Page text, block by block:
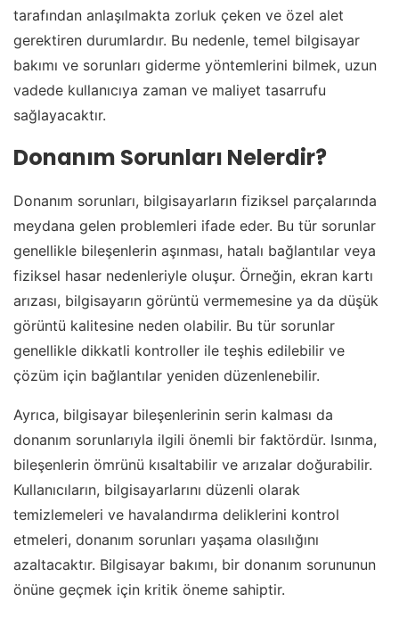
tarafından anlaşılmakta zorluk çeken ve özel alet
gerektiren durumlardır. Bu nedenle, temel bilgisayar
bakımı ve sorunları giderme yöntemlerini bilmek, uzun
vadede kullanıcıya zaman ve maliyet tasarrufu
sağlayacaktır.
Donanım Sorunları Nelerdir?
Donanım sorunları, bilgisayarların fiziksel parçalarında
meydana gelen problemleri ifade eder. Bu tür sorunlar
genellikle bileşenlerin aşınması, hatalı bağlantılar veya
fiziksel hasar nedenleriyle oluşur. Örneğin, ekran kartı
arızası, bilgisayarın görüntü vermemesine ya da düşük
görüntü kalitesine neden olabilir. Bu tür sorunlar
genellikle dikkatli kontroller ile teşhis edilebilir ve
çözüm için bağlantılar yeniden düzenlenebilir.
Ayrıca, bilgisayar bileşenlerinin serin kalması da
donanım sorunlarıyla ilgili önemli bir faktördür. Isınma,
bileşenlerin ömrünü kısaltabilir ve arızalar doğurabilir.
Kullanıcıların, bilgisayarlarını düzenli olarak
temizlemeleri ve havalandırma deliklerini kontrol
etmeleri, donanım sorunları yaşama olasılığını
azaltacaktır. Bilgisayar bakımı, bir donanım sorununun
önüne geçmek için kritik öneme sahiptir.